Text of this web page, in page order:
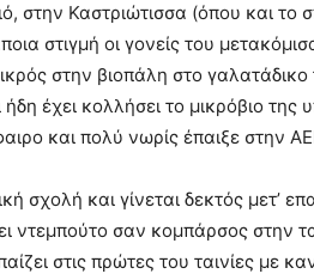
στην Καστριώτισσα (όπου και το
στιγμή οι γονείς του
στην βιοπάλη στο
έχει κολλήσει το μικρόβιο της
και πολύ νωρίς έπαιξε στην
σχολή και γίνεται δεκτός μετ’
ντεμπούτο σαν κομπάρσος στην
στις πρώτες του ταινίες με